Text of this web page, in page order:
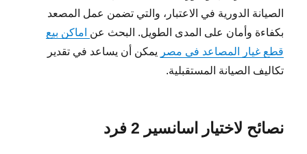
الصيانة الدورية في الاعتبار، والتي تضمن عمل المصعد
بكفاءة وأمان على المدى الطويل. البحث عن اماكن بيع
قطع غيار المصاعد في مصر يمكن أن يساعد في تقدير
تكاليف الصيانة المستقبلية.
نصائح لاختيار اسانسير 2 فرد